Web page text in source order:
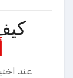
عند